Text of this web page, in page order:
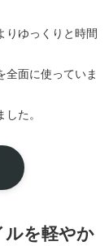
りゆっくりと時間
全面に使っていま
た。
ルを軽やか